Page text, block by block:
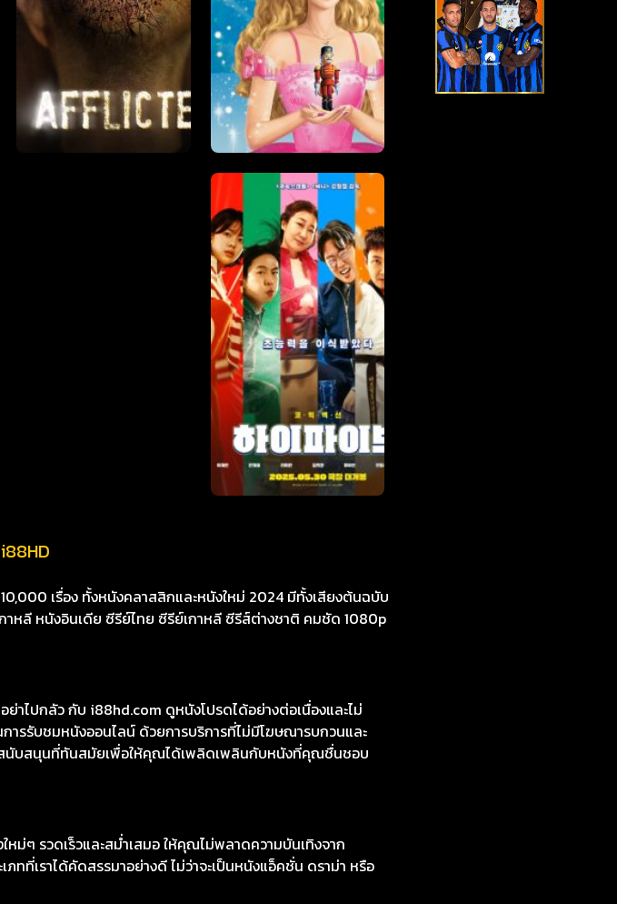
เรื่อง ทั้งหนังคลาสสิกและหนังใหม่ 2024 มีทั้งเสียงต้นฉบับ
หลี หนังอินเดีย ซีรีย์ไทย ซีรีย์เกาหลี ซีรีส์ต่างชาติ คมชัด 1080p
ไปกลัว กับ i88hd.com ดูหนังโปรดได้อย่างต่อเนื่องและไม่
ารรับชมหนังออนไลน์ ด้วยการบริการที่ไม่มีโฆษณารบกวนและ
นับสนุนที่ทันสมัยเพื่อให้คุณได้เพลิดเพลินกับหนังที่คุณชื่นชอบ
ม่ๆ รวดเร็วและสม่ำเสมอ ให้คุณไม่พลาดความบันเทิงจาก
ที่เราได้คัดสรรมาอย่างดี ไม่ว่าจะเป็นหนังแอ็คชั่น ดราม่า หรือ